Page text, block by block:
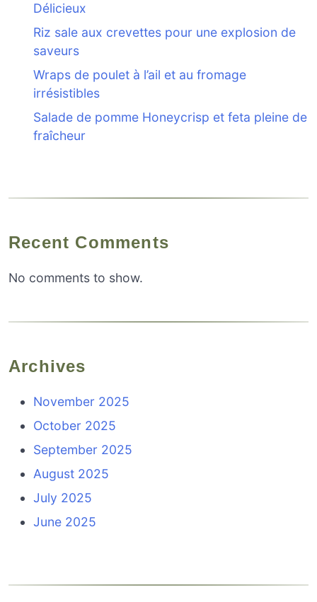
Délicieux
Riz sale aux crevettes pour une explosion de
saveurs
Wraps de poulet à l’ail et au fromage
irrésistibles
Salade de pomme Honeycrisp et feta pleine de
fraîcheur
Recent Comments
No comments to show.
Archives
November 2025
October 2025
September 2025
August 2025
July 2025
June 2025